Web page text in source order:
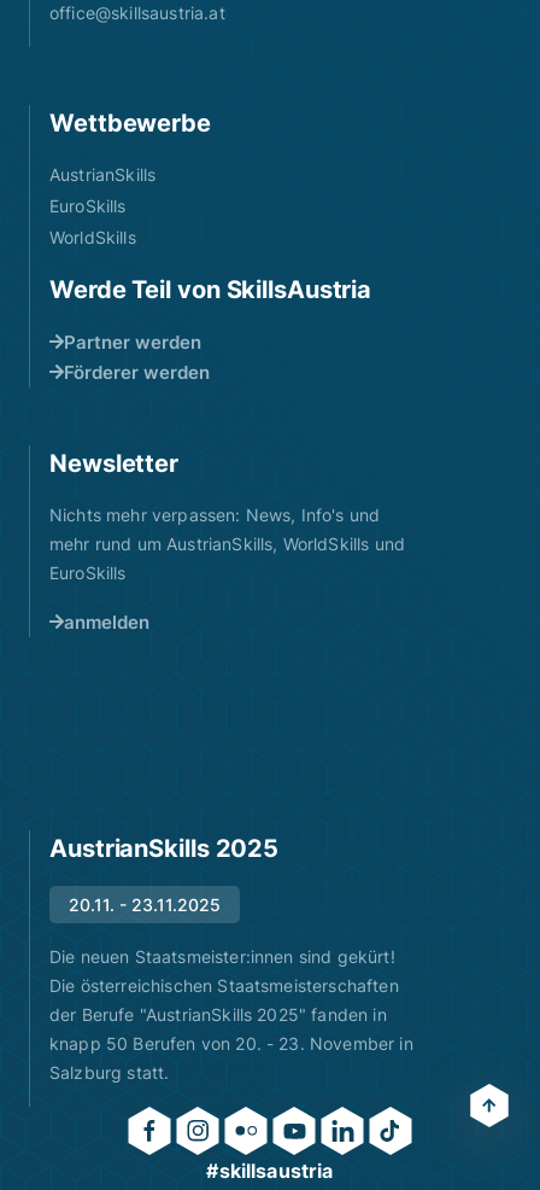
office@skillsaustria.at
Wettbewerbe
AustrianSkills
EuroSkills
WorldSkills
Werde Teil von SkillsAustria
Partner werden
Förderer werden
Newsletter
Nichts mehr verpassen: News, Info's und
mehr rund um AustrianSkills, WorldSkills und
EuroSkills
anmelden
AustrianSkills 2025
20.11. - 23.11.2025
Die neuen Staatsmeister:innen sind gekürt!
Die österreichischen Staatsmeisterschaften
der Berufe "AustrianSkills 2025" fanden in
knapp 50 Berufen von 20. - 23. November in
Salzburg statt.
#skillsaustria